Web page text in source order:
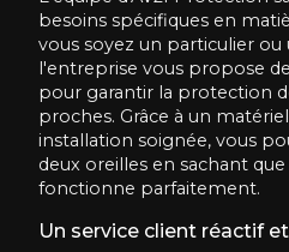
besoins spécifiques en
vous soyez un particulier
l'entreprise vous propose
pour garantir la protection
proches. Grâce à un
installation soignée, vous
deux oreilles en sachant
fonctionne parfaitement.
Un service client réactif